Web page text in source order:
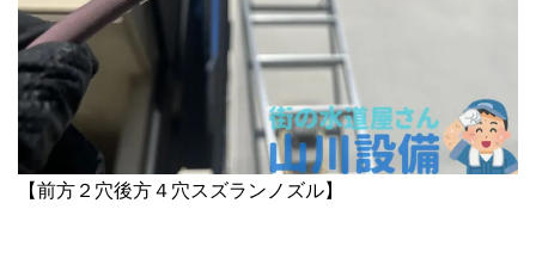
【前方２穴後方４穴スズランノズル】